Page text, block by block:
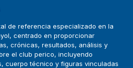
de referencia especializado en la
centrado en proporcionar
crónicas, resultados, análisis y
el club perico, incluyendo
cuerpo técnico y figuras vinculadas